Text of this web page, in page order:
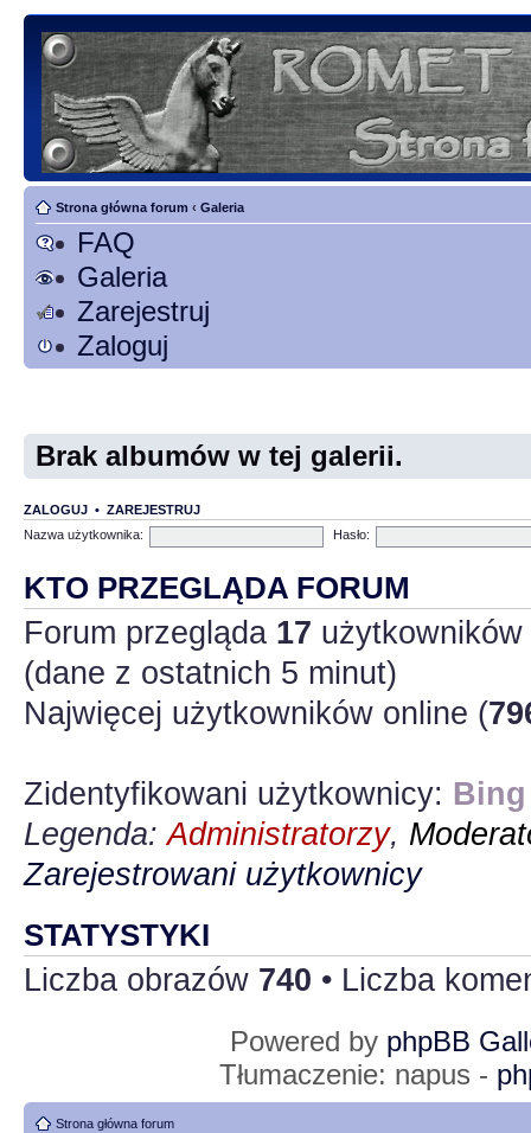
Strona główna forum ‹ Galeria
FAQ
Galeria
Zarejestruj
Zaloguj
Brak albumów w tej galerii.
ZALOGUJ • ZAREJESTRUJ
Nazwa użytkownika:
Hasło:
KTO PRZEGLĄDA FORUM
Forum przegląda 17
(dane z ostatnich 5 minut)
Najwięcej użytkowników online (
Zidentyfikowani użytkownicy:
Legenda:Administratorzy,
Zarejestrowani użytkownicy
STATYSTYKI
Liczba obrazów 740 • Liczba
Powered by phpBB
Tłumaczenie: napus -
Strona główna forum